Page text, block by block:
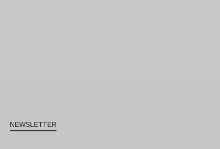
NEWSLETTER